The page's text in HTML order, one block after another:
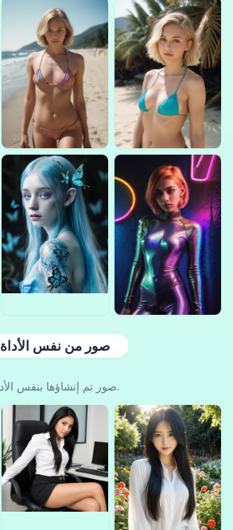
صور من نفس الأداة
صور تم إنشاؤها بنفس الأداة.